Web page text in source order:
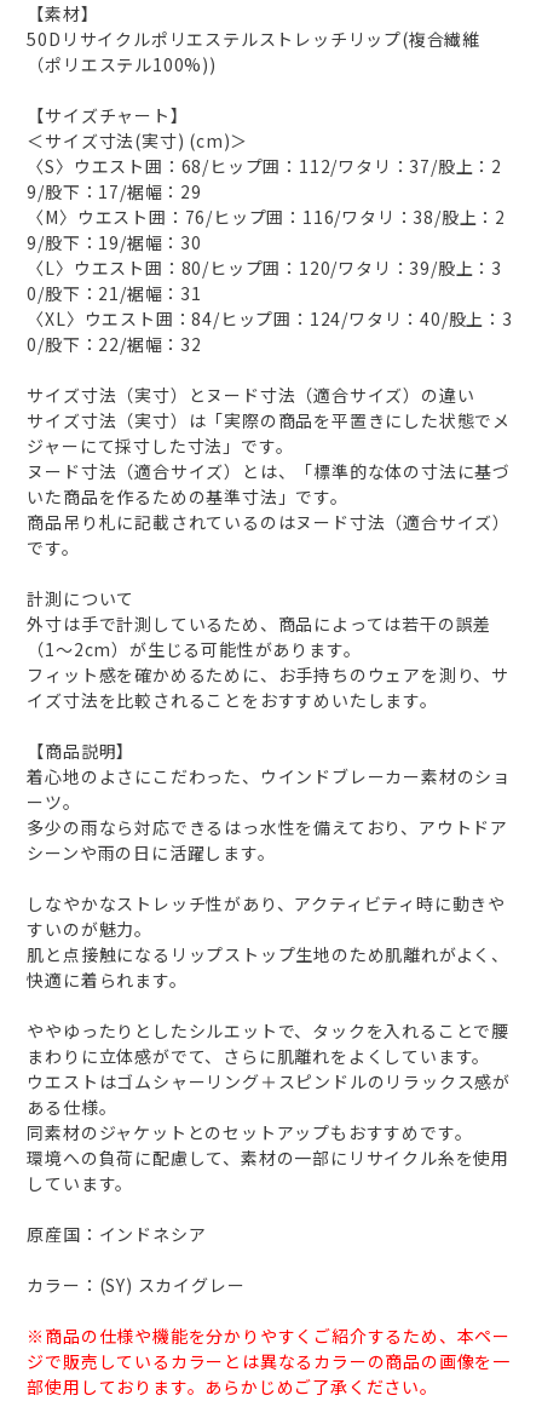
【素材】
50Dリサイクルポリエステルストレッチリップ(複合繊維
（ポリエステル100%))
【サイズチャート】
＜サイズ寸法(実寸) (cm)＞
〈S〉ウエスト囲：68/ヒップ囲：112/ワタリ：37/股上：2
9/股下：17/裾幅：29
〈M〉ウエスト囲：76/ヒップ囲：116/ワタリ：38/股上：2
9/股下：19/裾幅：30
〈L〉ウエスト囲：80/ヒップ囲：120/ワタリ：39/股上：3
0/股下：21/裾幅：31
〈XL〉ウエスト囲：84/ヒップ囲：124/ワタリ：40/股上：3
0/股下：22/裾幅：32
サイズ寸法（実寸）とヌード寸法（適合サイズ）の違い
サイズ寸法（実寸）は「実際の商品を平置きにした状態でメ
ジャーにて採寸した寸法」です。
ヌード寸法（適合サイズ）とは、「標準的な体の寸法に基づ
いた商品を作るための基準寸法」です。
商品吊り札に記載されているのはヌード寸法（適合サイズ）
です。
計測について
外寸は手で計測しているため、商品によっては若干の誤差
（1～2cm）が生じる可能性があります。
フィット感を確かめるために、お手持ちのウェアを測り、サ
イズ寸法を比較されることをおすすめいたします。
【商品説明】
着心地のよさにこだわった、ウインドブレーカー素材のショ
ーツ。
多少の雨なら対応できるはっ水性を備えており、アウトドア
シーンや雨の日に活躍します。
しなやかなストレッチ性があり、アクティビティ時に動きや
すいのが魅力。
肌と点接触になるリップストップ生地のため肌離れがよく、
快適に着られます。
ややゆったりとしたシルエットで、タックを入れることで腰
まわりに立体感がでて、さらに肌離れをよくしています。
ウエストはゴムシャーリング＋スピンドルのリラックス感が
ある仕様。
同素材のジャケットとのセットアップもおすすめです。
環境への負荷に配慮して、素材の一部にリサイクル糸を使用
しています。
原産国：インドネシア
カラー：(SY) スカイグレー
※商品の仕様や機能を分かりやすくご紹介するため、本ペー
ジで販売しているカラーとは異なるカラーの商品の画像を一
部使用しております。あらかじめご了承ください。